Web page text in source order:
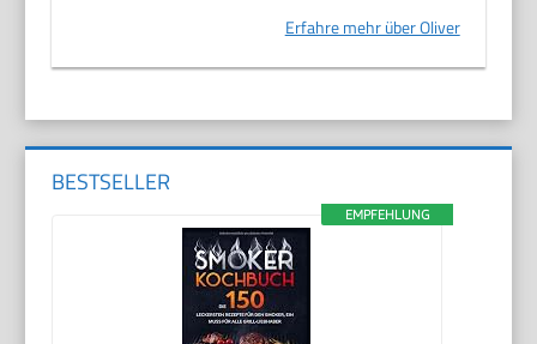
Erfahre mehr über Oliver
BESTSELLER
EMPFEHLUNG